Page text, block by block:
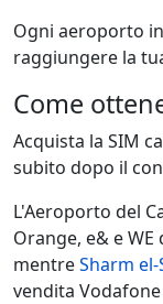
Ogni aeroporto
raggiungere la
Come
Acquista la SIM
subito dopo il
L'Aeroporto del
Orange, e& e
mentreSharm
vendita